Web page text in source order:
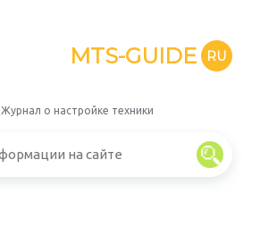
MTS-GUIDE RU
Журнал о настройке техники